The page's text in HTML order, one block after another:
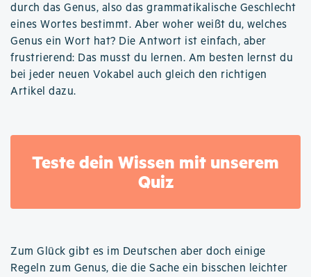
durch das Genus, also das grammatikalische Geschlecht
eines Wortes bestimmt. Aber woher weißt du, welches
Genus ein Wort hat? Die Antwort ist einfach, aber
frustrierend: Das musst du lernen. Am besten lernst du
bei jeder neuen Vokabel auch gleich den richtigen
Artikel dazu.
Teste dein Wissen mit unserem
Quiz
Zum Glück gibt es im Deutschen aber doch einige
Regeln zum Genus, die die Sache ein bisschen leichter